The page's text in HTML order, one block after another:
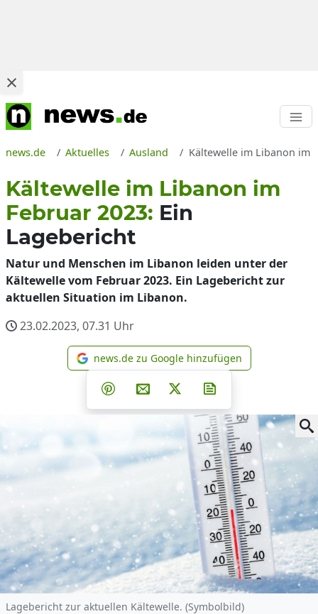
news.de Aktuelles Ausland Kältewelle im Libanon im
Kältewelle im Libanon im
Februar 2023: Ein
Lagebericht
Natur und Menschen im Libanon leiden unter der
Kältewelle vom Februar 2023. Ein Lagebericht zur
aktuellen Situation im Libanon.
23.02.2023, 07.31 Uhr
news.de zu Google
news.de zu Google hinzufügen
Teilen auf Facebook
Teilen auf Whatsapp
Teilen auf Telegram
Teilen auf Pinterest
Per E-Mail teilen
Post auf X
Lagebericht zur aktuellen Kältewelle. (Symbolbild)